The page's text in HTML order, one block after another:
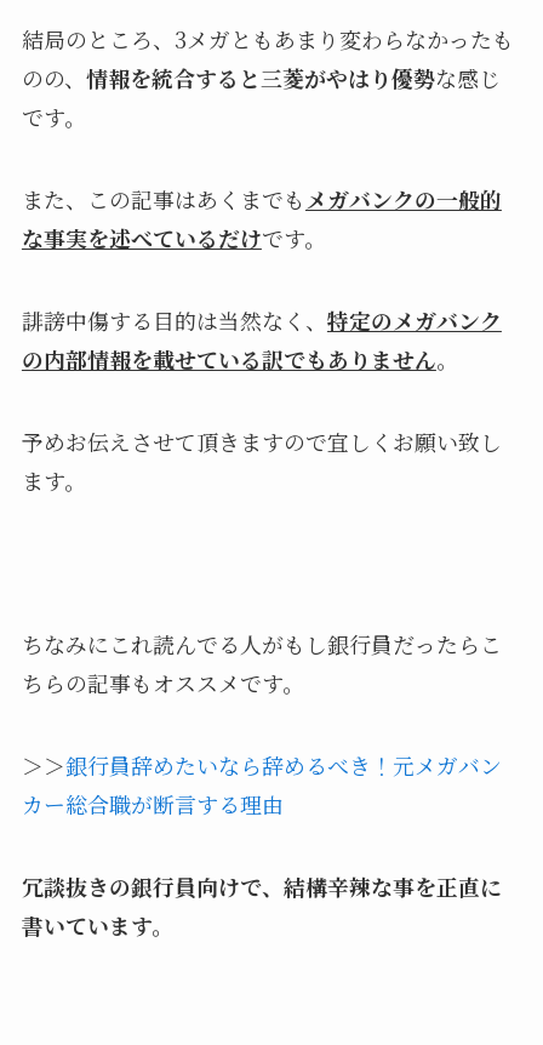
結局のところ、3メガともあまり変わらなかったも
のの、 情報を統合すると三菱がやはり優勢な感じ
です。
また、この記事はあくまでも メガバンクの一般的
な事実を述べているだけです。
誹謗中傷する目的は当然なく、 特定のメガバンク
の内部情報を載せている訳でもありません。
予めお伝えさせて頂きますので宜しくお願い致し
ます。
ちなみにこれ読んでる人がもし銀行員だったらこ
ちらの記事もオススメです。
＞＞銀行員辞めたいなら辞めるべき！元メガバン
カー総合職が断言する理由
冗談抜きの銀行員向けで、結構辛辣な事を正直に
書いています。